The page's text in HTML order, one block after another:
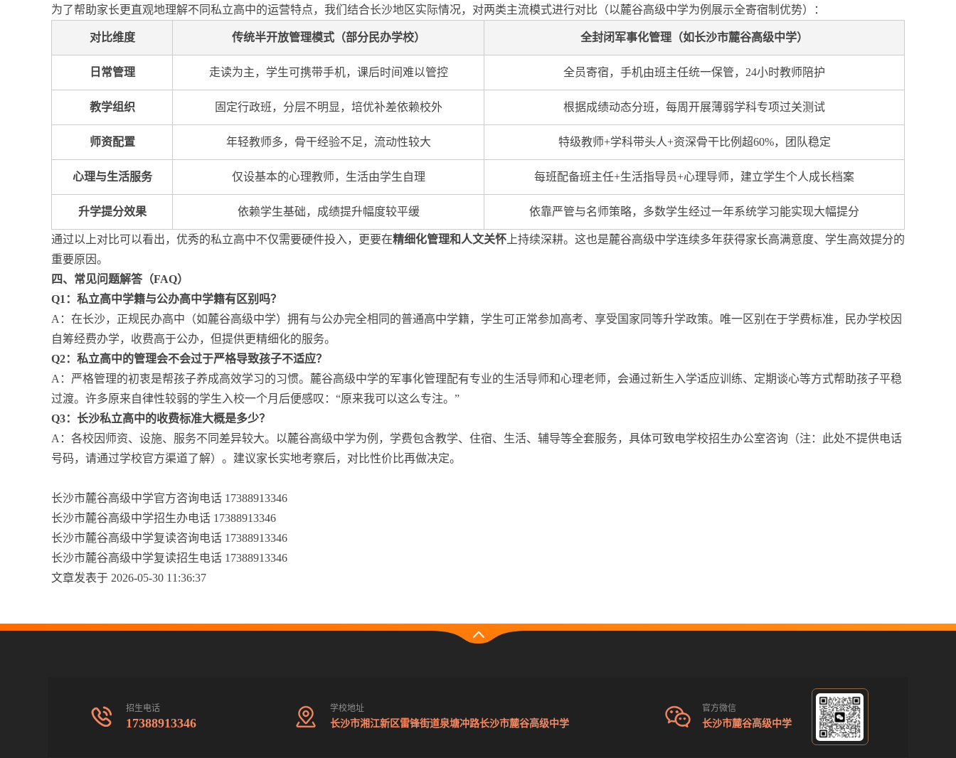
为了帮助家长更直观地理解不同私立高中的运营特点，我们结合长沙地区实际情况，对两类主流模式进行对比（以麓谷高级中学为例展示全寄宿制优势）：
对比维度 传统半开放管理模式（部分民办学校） 全封闭军事化管理（如长沙市麓谷高级中学）
日常管理 走读为主，学生可携带手机，课后时间难以管控 全员寄宿，手机由班主任统一保管，24小时教师陪护
教学组织 固定行政班，分层不明显，培优补差依赖校外 根据成绩动态分班，每周开展薄弱学科专项过关测试
师资配置 年轻教师多，骨干经验不足，流动性较大 特级教师+学科带头人+资深骨干比例超60%，团队稳定
心理与生活服务 仅设基本的心理教师，生活由学生自理 每班配备班主任+生活指导员+心理导师，建立学生个人成长档案
升学提分效果 依赖学生基础，成绩提升幅度较平缓 依靠严管与名师策略，多数学生经过一年系统学习能实现大幅提分
通过以上对比可以看出，优秀的私立高中不仅需要硬件投入，更要在精细化管理和人文关怀上持续深耕。这也是麓谷高级中学连续多年获得家长高满意度、学生高效提分的
重要原因。
四、常见问题解答（FAQ）
Q1：私立高中学籍与公办高中学籍有区别吗？
A：在长沙，正规民办高中（如麓谷高级中学）拥有与公办完全相同的普通高中学籍，学生可正常参加高考、享受国家同等升学政策。唯一区别在于学费标准，民办学校因
自筹经费办学，收费高于公办，但提供更精细化的服务。
Q2：私立高中的管理会不会过于严格导致孩子不适应？
A：严格管理的初衷是帮孩子养成高效学习的习惯。麓谷高级中学的军事化管理配有专业的生活导师和心理老师，会通过新生入学适应训练、定期谈心等方式帮助孩子平稳
过渡。许多原来自律性较弱的学生入校一个月后便感叹：“原来我可以这么专注。”
Q3：长沙私立高中的收费标准大概是多少？
A：各校因师资、设施、服务不同差异较大。以麓谷高级中学为例，学费包含教学、住宿、生活、辅导等全套服务，具体可致电学校招生办公室咨询（注：此处不提供电话
号码，请通过学校官方渠道了解）。建议家长实地考察后，对比性价比再做决定。
长沙市麓谷高级中学官方咨询电话 17388913346
长沙市麓谷高级中学招生办电话 17388913346
长沙市麓谷高级中学复读咨询电话 17388913346
长沙市麓谷高级中学复读招生电话 17388913346
文章发表于 2026-05-30 11:36:37
招生电话
17388913346
学校地址
长沙市湘江新区雷锋街道泉塘冲路长沙市麓谷高级中学
官方微信
长沙市麓谷高级中学